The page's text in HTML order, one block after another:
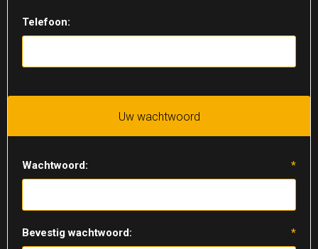
Telefoon:
Uw wachtwoord
Wachtwoord: *
Bevestig wachtwoord: *